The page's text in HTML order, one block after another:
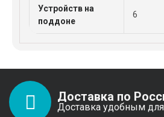
Устройств на
поддоне
6
Доставка по
Доставка удобным